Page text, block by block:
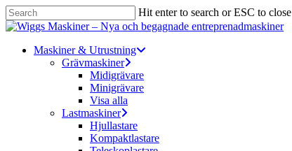
Skip
to
content
Hit enter to search or ESC to close
Close
Menu
Maskiner & Utrustning
Grävmaskiner
Midigrävare
Minigrävare
Visa alla
Lastmaskiner
Hjullastare
Kompaktlastare